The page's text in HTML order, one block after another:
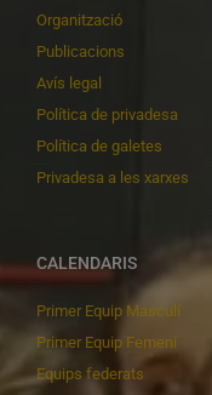
Organització
Publicacions
Avís legal
Política de privadesa
Política de galetes
Privadesa a les xarxes
CALENDARIS
Primer Equip Masculí
Primer Equip Femení
Equips federats